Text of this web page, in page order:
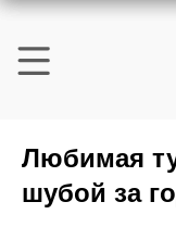
Любимая
шубой за